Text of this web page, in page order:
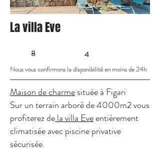
La villa Eve
8 4
Nous vous confirmons la disponibilité en moins de 24h
Maison de charmesituée à Figari
Sur un terrain arboré de 4000m2 vous
profiterez dela villa Eveentièrement
climatisée avec piscine privative
sécurisée.